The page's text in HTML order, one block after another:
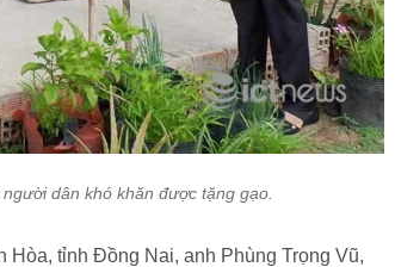
dân khó khăn được tặng gạo.
Hòa, tỉnh Đồng Nai, anh Phùng Trọng Vũ,